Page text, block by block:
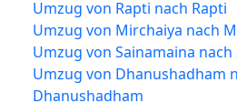
Umzug von Rapti nach Rapti
Umzug von Mirchaiya nach
Umzug von Sainamaina nach
Umzug von Dhanushadham
Dhanushadham